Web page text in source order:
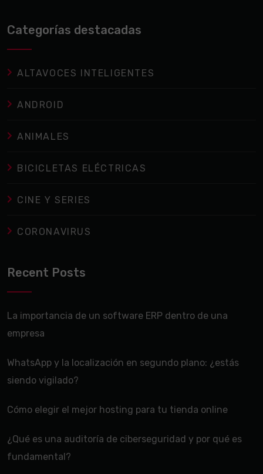
Categorías destacadas
ALTAVOCES INTELIGENTES
ANDROID
ANIMALES
BICICLETAS ELÉCTRICAS
CINE Y SERIES
CORONAVIRUS
Recent Posts
La importancia de un software ERP dentro de una
empresa
WhatsApp y la localización en segundo plano: ¿estás
siendo vigilado?
Cómo elegir el mejor hosting para tu tienda online
¿Qué es una auditoría de ciberseguridad y por qué es
fundamental?